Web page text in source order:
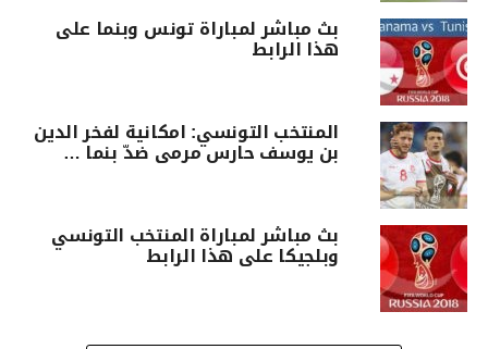
بث مباشر لمباراة تونس وبنما على
هذا الرابط
المنتخب التونسي: امكانية لفخر الدين
بن يوسف حارس مرمى ضدّ بنما …
بث مباشر لمباراة المنتخب التونسي
وبلجيكا على هذا الرابط